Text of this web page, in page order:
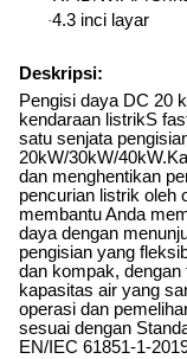
·4.3 inci layar
Deskripsi:
Pengisi daya DC 20
kendaraan listrikS
satu senjata
20kW/30kW/
dan menghentikan
pencurian listrik oleh
membantu Anda
daya dengan
pengisian yang
dan kompak, dengan
kapasitas air yang
operasi dan
sesuai dengan
EN/IEC 61851-1-